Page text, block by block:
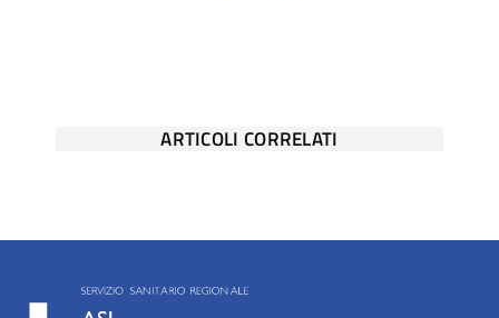
ARTICOLI CORRELATI